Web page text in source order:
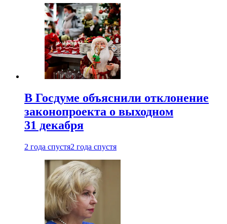
В Госдуме объяснили отклонение
законопроекта о выходном
31 декабря
2 года спустя2 года спустя